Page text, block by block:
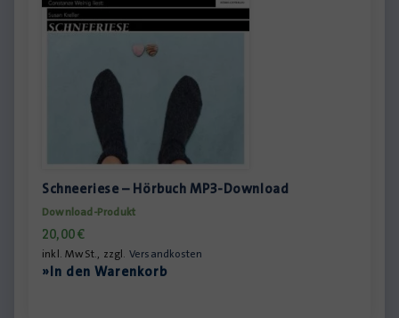
Schneeriese – Hörbuch MP3-Download
Download-Produkt
20,00€
inkl. MwSt., zzgl. Versandkosten
»In den Warenkorb